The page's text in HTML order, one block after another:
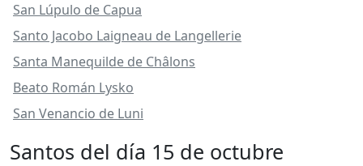
San Lúpulo de Capua
Santo Jacobo Laigneau de Langellerie
Santa Manequilde de Châlons
Beato Román Lysko
San Venancio de Luni
Santos del día 15 de octubre